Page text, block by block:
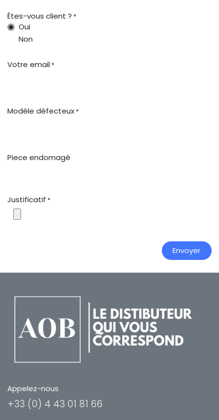
Êtes-vous client ? *
Oui
Non
Votre email *
Modéle défecteux *
Piece endomagé
Justificatif *
E​​nvoyer​​​​
Appelez-nous
+33 (0) 4 43 01 81 66